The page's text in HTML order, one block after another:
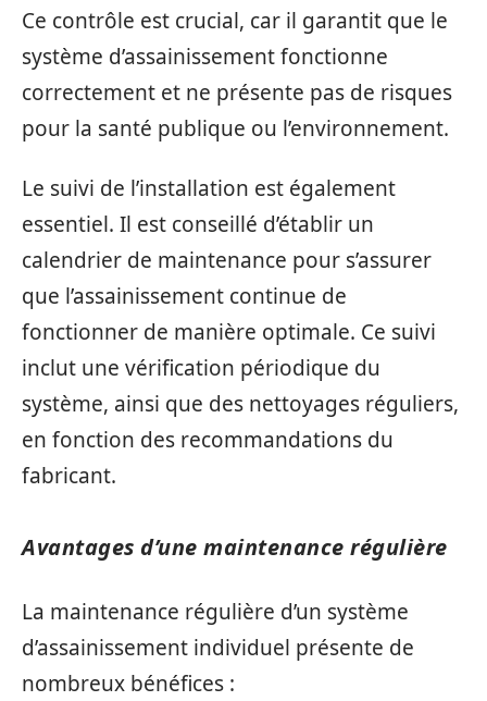
Ce contrôle est crucial, car il garantit que le
système d’assainissement fonctionne
correctement et ne présente pas de risques
pour la santé publique ou l’environnement.
Le suivi de l’installation est également
essentiel. Il est conseillé d’établir un
calendrier de maintenance pour s’assurer
que l’assainissement continue de
fonctionner de manière optimale. Ce suivi
inclut une vérification périodique du
système, ainsi que des nettoyages réguliers,
en fonction des recommandations du
fabricant.
Avantages d’une maintenance régulière
La maintenance régulière d’un système
d’assainissement individuel présente de
nombreux bénéfices :